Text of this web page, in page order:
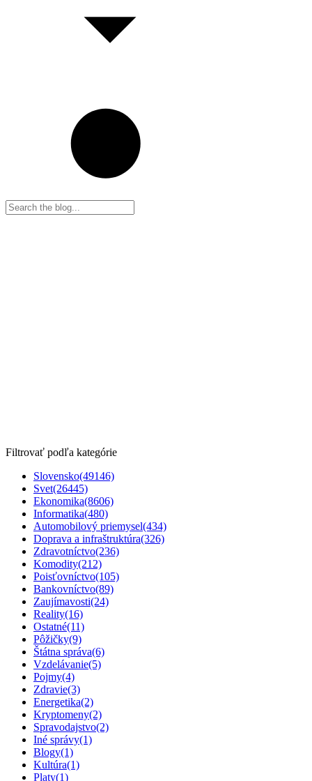
Filtrovať podľa kategórie
Slovensko(49146)
Svet(26445)
Ekonomika(8606)
Informatika(480)
Automobilový priemysel(434)
Doprava a infraštruktúra(326)
Zdravotníctvo(236)
Komodity(212)
Poisťovníctvo(105)
Bankovníctvo(89)
Zaujímavosti(24)
Reality(16)
Ostatné(11)
Pôžičky(9)
Štátna správa(6)
Vzdelávanie(5)
Pojmy(4)
Zdravie(3)
Energetika(2)
Kryptomeny(2)
Spravodajstvo(2)
Iné správy(1)
Blogy(1)
Kultúra(1)
Platy(1)